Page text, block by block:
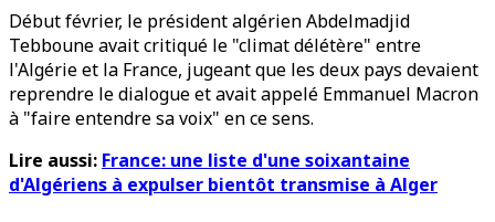
Début février, le président algérien Abdelmadjid
Tebboune avait critiqué le "climat délétère" entre
l'Algérie et la France, jugeant que les deux pays devaient
reprendre le dialogue et avait appelé Emmanuel Macron
à "faire entendre sa voix" en ce sens.
Lire aussi: France: une liste d'une soixantaine
d'Algériens à expulser bientôt transmise à Alger